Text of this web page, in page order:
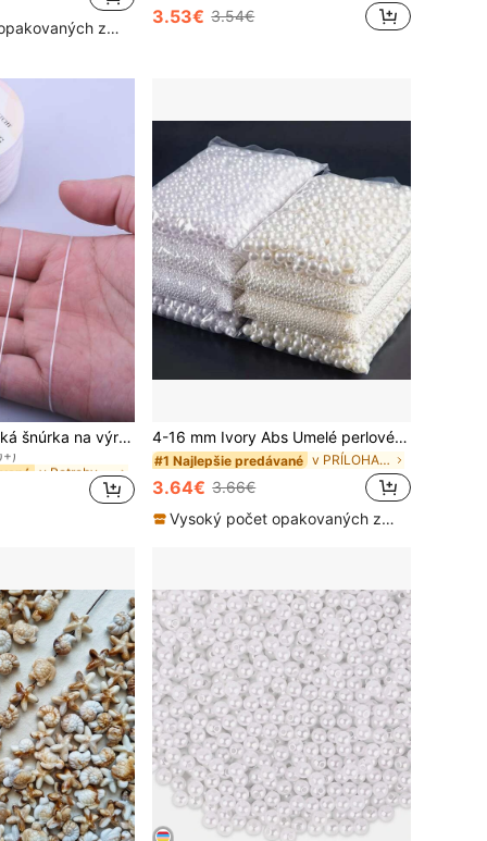
Vysoký počet opakovaných zákazníkov
3.53€ 3.54€
výrobu náhrdelníkov, náramkov
v Potreby na korálkovanie
v Potreby na korálkovanie
4-16 mm Ivory Abs Umelé perlové korálky s rovným otvorom na výrobu dámskych náramkov a náhrdelníkov Materiál na výrobu šperkov
#1 Najlepšie predávané v PRÍLOHA II Korálky
3.64€ 3.66€
Vysoký počet opakovaných zákazníkov